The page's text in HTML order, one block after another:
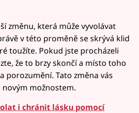
změnu, která může vyvolávat
v této proměně se skrývá klid
toužíte. Pokud jste procházeli
že to brzy skončí a místo toho
porozumění. Tato změna vás
možnostem.
i chránit lásku pomocí